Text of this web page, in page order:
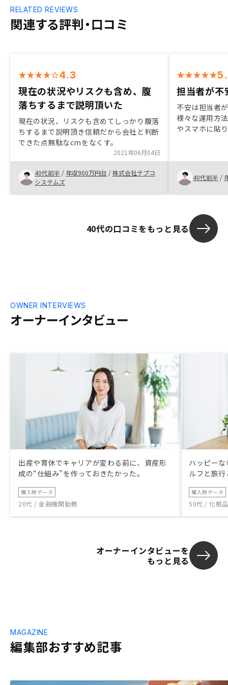
関連する評判・口コミ
RELATED REVIEWS
4.3
現在の状況やリスクも含め、腹
落ちするまで説明頂いた
現在の状況、リスクも含めてしっかり腹落
ちするまで説明頂き信頼だから会社と判断
できた点無駄なcmをなくす。
2021年06月04日
40代前半 / 年収900万円台 /株式会社テプコ
システムズ
担当者が不
不安は担当者
様々な運用方
やスマホに貼
るような人、
るのではない
40代前半 /
40代の口コミをもっと見る
オーナーインタビュー
OWNER INTERVIEWS
出産や育休でキャリアが変わる前に、資産形
成の“仕組み”を作っておきたかった。
購入時データ
20代 / 金融機関勤務
ハッピー
ルフと旅
購入時データ
50代 / 化粧
オーナーインタビューを
もっと見る
編集部おすすめ記事
MAGAZINE